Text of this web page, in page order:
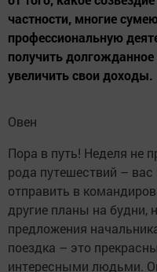
частности, многие
профессиональную
получить
увеличить свои доходы.
Овен
Пора в путь! Неделя не
рода путешествий –
отправить в
другие планы на будни,
предложения
поездка – это
интересными людьми.